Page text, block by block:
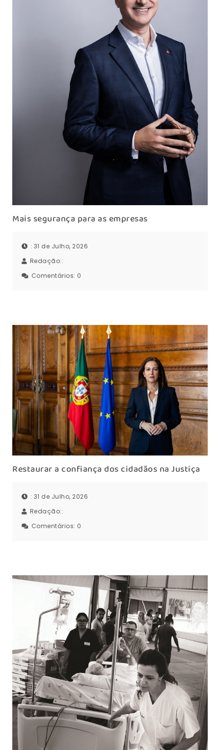
Mais segurança para as empresas
: 31 de Julho, 2026
Redação::
Comentários: 0
Restaurar a confiança dos cidadãos na Justiça
: 31 de Julho, 2026
Redação::
Comentários: 0